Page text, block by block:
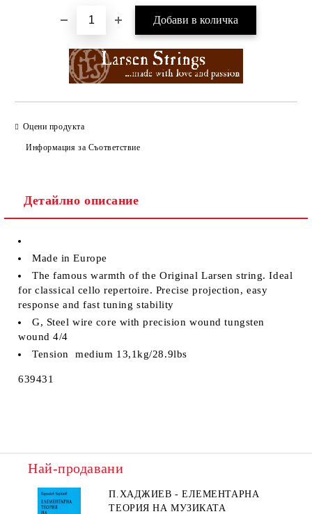
Оцени продукта
Информация за Съответствие
Детайлно описание
Made in Europe
The famous warmth of the Original Larsen string. Ideal
for classical cello repertoire. Precise projection, easy
response and fast tuning stability
G, Steel wire core with precision wound tungsten
wound 4/4
Tension medium 13,1kg/28.9lbs
639431
Най-продавани
П.ХАДЖИЕВ - ЕЛЕМЕНТАРНА
ТЕОРИЯ НА МУЗИКАТА